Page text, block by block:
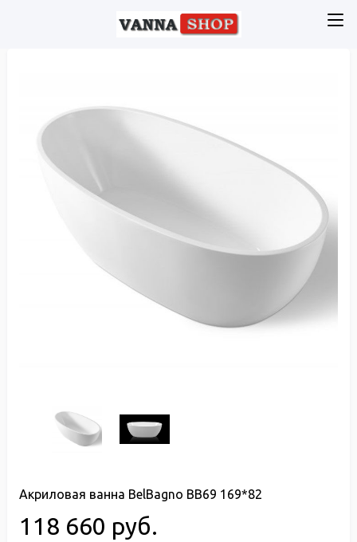
Акриловая ванна BelBagno BB69 169*82
118 660 руб.